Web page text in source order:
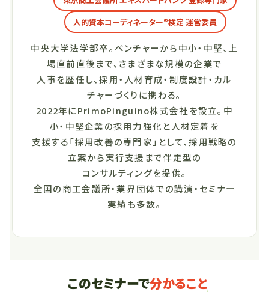
人的資本コーディネーター®検定 運営委員
中央大学法学部卒。ベンチャーから中小・中堅、上
場直前直後まで、さまざまな規模の企業で
人事を歴任し、採用・人材育成・制度設計・カル
チャーづくりに携わる。
2022年にPrimoPinguino株式会社を設立。中
小・中堅企業の採用力強化と人材定着を
支援する「採用改善の専門家」として、採用戦略の
立案から実行支援まで伴走型の
コンサルティングを提供。
全国の商工会議所・業界団体での講演・セミナー
実績も多数。
このセミナーで分かること